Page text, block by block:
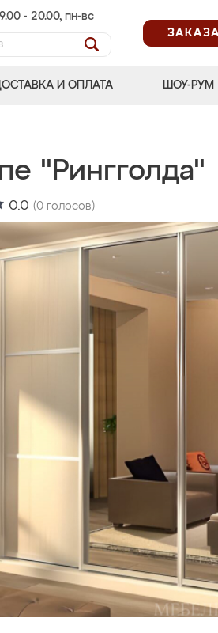
- 20.00, пн-вс
И ОПЛАТА ШОУ-РУМ
"Рингголда"
0.0 (0 голосов)